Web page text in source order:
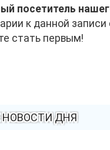
посетитель
к данной записи
стать первым!
НОВОСТИ ДНЯ